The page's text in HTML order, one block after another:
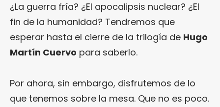
¿La guerra fría? ¿El apocalipsis nuclear? ¿El
fin de la humanidad? Tendremos que
esperar hasta el cierre de la trilogía de Hugo
Martín Cuervo para saberlo.
Por ahora, sin embargo, disfrutemos de lo
que tenemos sobre la mesa. Que no es poco.